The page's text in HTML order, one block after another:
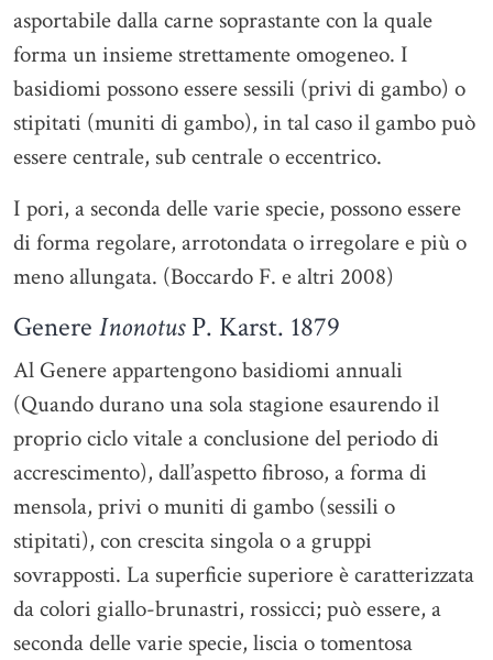
asportabile dalla carne soprastante con la quale
forma un insieme strettamente omogeneo. I
basidiomi possono essere sessili (privi di gambo) o
stipitati (muniti di gambo), in tal caso il gambo può
essere centrale, sub centrale o eccentrico.
I pori, a seconda delle varie specie, possono essere
di forma regolare, arrotondata o irregolare e più o
meno allungata. (Boccardo F. e altri 2008)
Genere InonotusP. Karst. 1879
Al Genere appartengono basidiomi annuali
(Quando durano una sola stagione esaurendo il
proprio ciclo vitale a conclusione del periodo di
accrescimento), dall’aspetto fibroso, a forma di
mensola, privi o muniti di gambo (sessili o
stipitati), con crescita singola o a gruppi
sovrapposti. La superficie superiore è caratterizzata
da colori giallo-brunastri, rossicci; può essere, a
seconda delle varie specie, liscia o tomentosa